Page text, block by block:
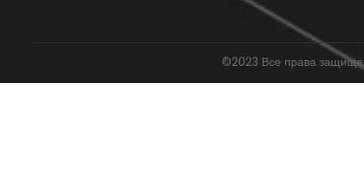
©2023 Все права